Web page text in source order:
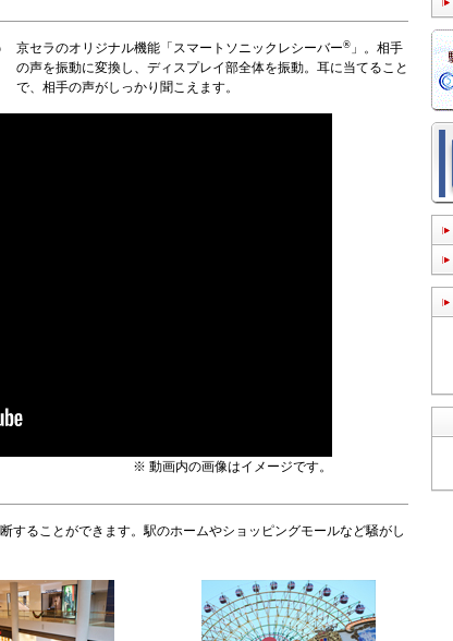
京セラのオリジナル機能「スマートソニックレシーバー®」。相手
の声を振動に変換し、ディスプレイ部全体を振動。耳に当てること
で、相手の声がしっかり聞こえます。
※ 動画内の画像はイメージです。
することができます。駅のホームやショッピングモールなど騒がし